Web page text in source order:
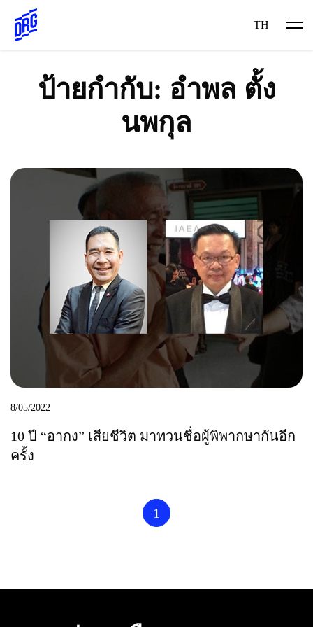
content
TH
ป้ายกำกับ: อำพล ตั้ง
นพกุล
8/05/2022
10 ปี “อากง” เสียชีวิต มาทวนชื่อผู้พิพากษากันอีก
ครั้ง
1